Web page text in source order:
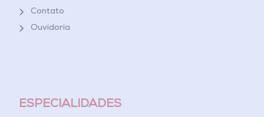
Contato
Ouvidoria
ESPECIALIDADES